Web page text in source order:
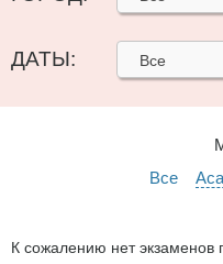
ДАТЫ: Все
Все
К сожалению нет